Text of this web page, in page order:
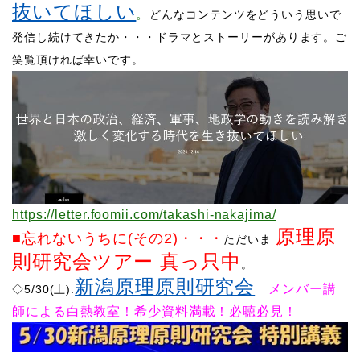
抜いてほしい 。
どんなコンテンツをどういう思いで
発信し続けてきたか・・・ドラマとストーリーがあります。ご
笑覧頂ければ幸いです。
https://letter.foomii.com/takashi-nakajima/
■忘れないうちに(その2) ・・・ ただいま
原理原
則研究会ツアー 真っ只中 。
◇5/30(土):新潟原理原則研究会
メンバー講
師による白熱教室！希少資料満載！必聴必見！